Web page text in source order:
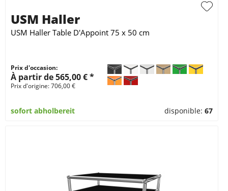
USM Haller
USM Haller Table D'Appoint 75 x 50 cm
Prix d'occasion:
À partir de 565,00 € *
Prix d'origine: 706,00 €
sofort abholbereit disponible:67